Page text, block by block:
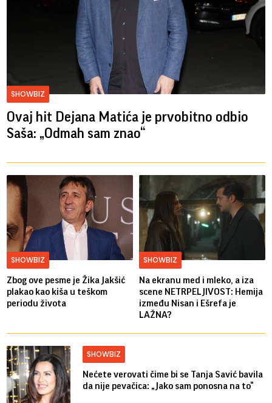
SHOWBIZ
Ovaj hit Dejana Matića je prvobitno odbio
Saša: „Odmah sam znao“
SHOWBIZ
Zbog ove pesme je Žika Jakšić
plakao kao kiša u teškom
periodu života
SHOWBIZ
Na ekranu med i mleko, a iza
scene NETRPELJIVOST: Hemija
između Nisan i Ešrefa je
LAŽNA?
SHOWBIZ
Nećete verovati čime bi se Tanja Savić bavila
da nije pevačica: „Jako sam ponosna na to“